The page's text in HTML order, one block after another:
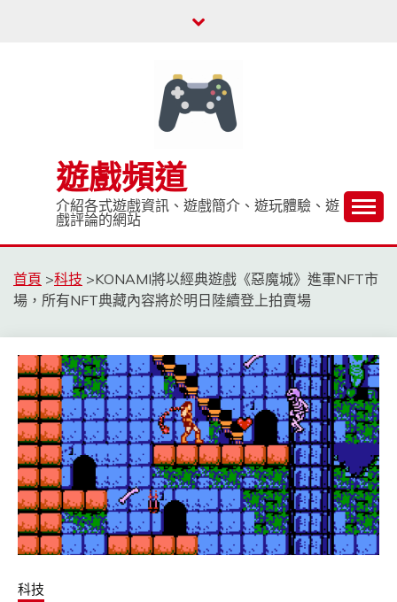
遊戲頻道
介紹各式遊戲資訊、遊戲簡介、遊玩體驗、遊
戲評論的網站
首頁 >科技 >KONAMI將以經典遊戲《惡魔城》進軍NFT市
場，所有NFT典藏內容將於明日陸續登上拍賣場
科技